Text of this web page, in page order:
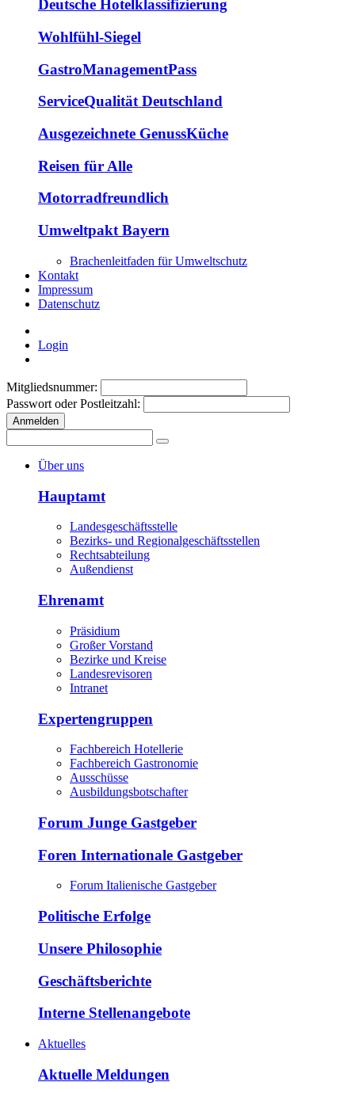
Deutsche Hotelklassifizierung
Wohlfühl-Siegel
GastroManagementPass
ServiceQualität Deutschland
Ausgezeichnete GenussKüche
Reisen für Alle
Motorradfreundlich
Umweltpakt Bayern
Brachenleitfaden für Umweltschutz
Kontakt
Impressum
Datenschutz
Login
Mitgliedsnummer:
Passwort oder Postleitzahl:
Anmelden
Über uns
Hauptamt
Landesgeschäftsstelle
Bezirks- und Regionalgeschäftsstellen
Rechtsabteilung
Außendienst
Ehrenamt
Präsidium
Großer Vorstand
Bezirke und Kreise
Landesrevisoren
Intranet
Expertengruppen
Fachbereich Hotellerie
Fachbereich Gastronomie
Ausschüsse
Ausbildungsbotschafter
Forum Junge Gastgeber
Foren Internationale Gastgeber
Forum Italienische Gastgeber
Politische Erfolge
Unsere Philosophie
Geschäftsberichte
Interne Stellenangebote
Aktuelles
Aktuelle Meldungen